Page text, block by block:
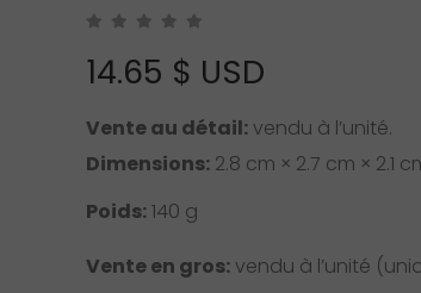
14.65 $ USD
Vente au détail:vendu à l’unité.
Dimensions: 2.8 cm × 2.7 cm × 2.1
Poids:140 g
Vente en gros:vendu à l’unité